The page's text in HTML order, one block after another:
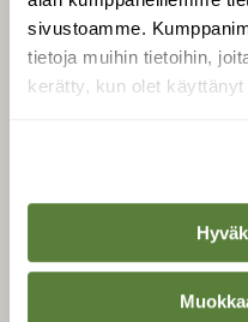
sivustoamme.
tietoja muihin tietoihin,
kerätty, kun olet käyttänyt